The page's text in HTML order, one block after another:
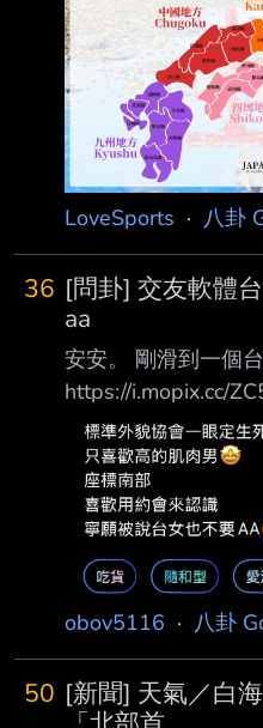
LoveSports · 八卦
36 [問卦] 交友軟體
aa
安安。 剛滑到一個
https://i.mopix.cc/
高帥肌肉男， 最後
請問這已經是常態
我吃飯？ 有沒有刈
obov5116 · 八卦
50 [新聞] 天氣／白